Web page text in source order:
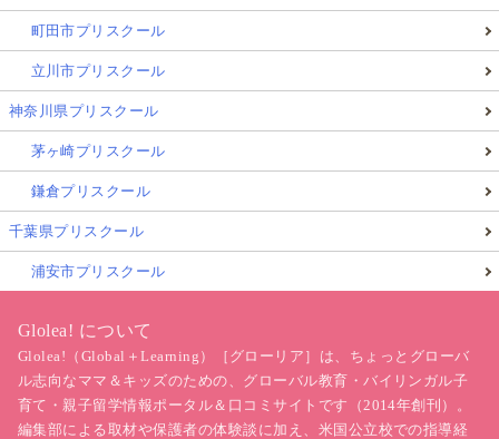
町田市プリスクール
立川市プリスクール
神奈川県プリスクール
茅ヶ崎プリスクール
鎌倉プリスクール
千葉県プリスクール
浦安市プリスクール
Glolea! について
Glolea!（Global＋Learning）［グローリア］は、ちょっとグローバ
ル志向なママ＆キッズのための、グローバル教育・バイリンガル子
育て・親子留学情報ポータル＆口コミサイトです（2014年創刊）。
編集部による取材や保護者の体験談に加え、米国公立校での指導経